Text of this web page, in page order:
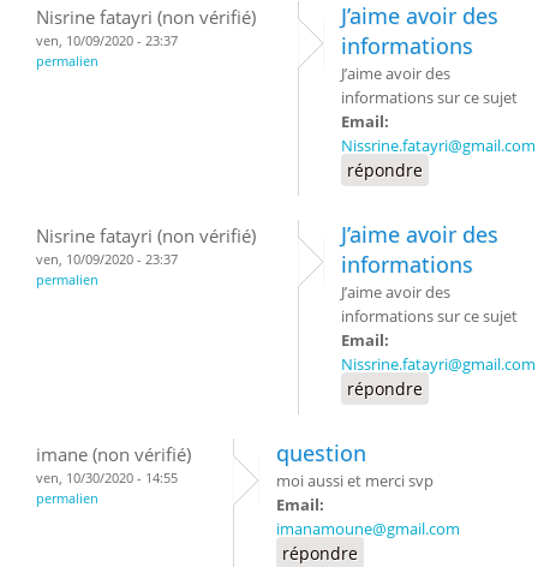
Nisrine fatayri (non vérifié)
ven, 10/09/2020 - 23:37
permalien
J’aime avoir des
informations
J’aime avoir des
informations sur ce sujet
Email:
Nissrine.fatayri@gmail.com
répondre
Nisrine fatayri (non vérifié)
ven, 10/09/2020 - 23:37
permalien
J’aime avoir des
informations
J’aime avoir des
informations sur ce sujet
Email:
Nissrine.fatayri@gmail.com
répondre
imane (non vérifié)
ven, 10/30/2020 - 14:55
permalien
question
moi aussi et merci svp
Email:
imanamoune@gmail.com
répondre